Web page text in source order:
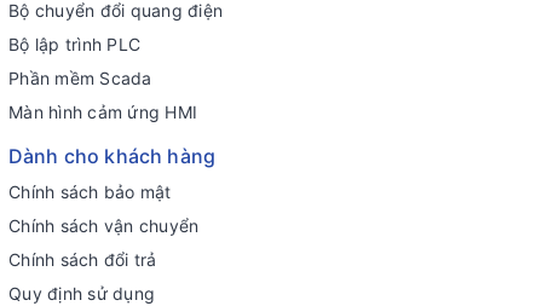
Bộ chuyển đổi quang điện
Bộ lập trình PLC
Phần mềm Scada
Màn hình cảm ứng HMI
Dành cho khách hàng
Chính sách bảo mật
Chính sách vận chuyển
Chính sách đổi trả
Quy định sử dụng